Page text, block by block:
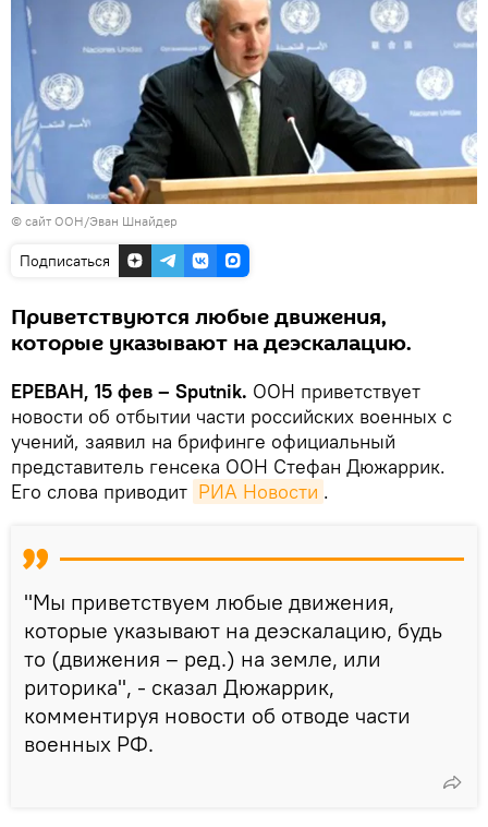
© сайт ООН/Эван Шнайдер
Подписаться
Приветствуются любые движения,
которые указывают на деэскалацию.
ЕРЕВАН, 15 фев – Sputnik. ООН приветствует
новости об отбытии части российских военных с
учений, заявил на брифинге официальный
представитель генсека ООН Стефан Дюжаррик.
Его слова приводит РИА Новости .
"Мы приветствуем любые движения,
которые указывают на деэскалацию, будь
то (движения – ред.) на земле, или
риторика", - сказал Дюжаррик,
комментируя новости об отводе части
военных РФ.